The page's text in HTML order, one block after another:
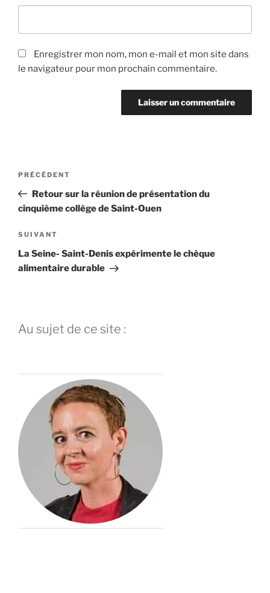
Enregistrer mon nom, mon e-mail et mon site dans
le navigateur pour mon prochain commentaire.
Navigation
l’article
Article
précédent
PRÉCÉDENT
Retour sur la réunion de présentation du
cinquième collège de Saint-Ouen
Article
suivant
SUIVANT
La Seine- Saint-Denis expérimente le chèque
alimentaire durable
Au sujet de ce site :